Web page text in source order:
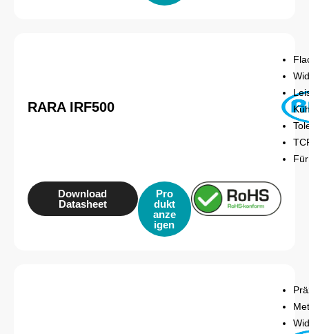
RARA IRF500
Pro
dukt
anze
igen
Download
Datasheet